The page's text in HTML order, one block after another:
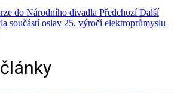
do Národního divadla Předchozí Další
součástí oslav 25. výročí elektroprůmyslu